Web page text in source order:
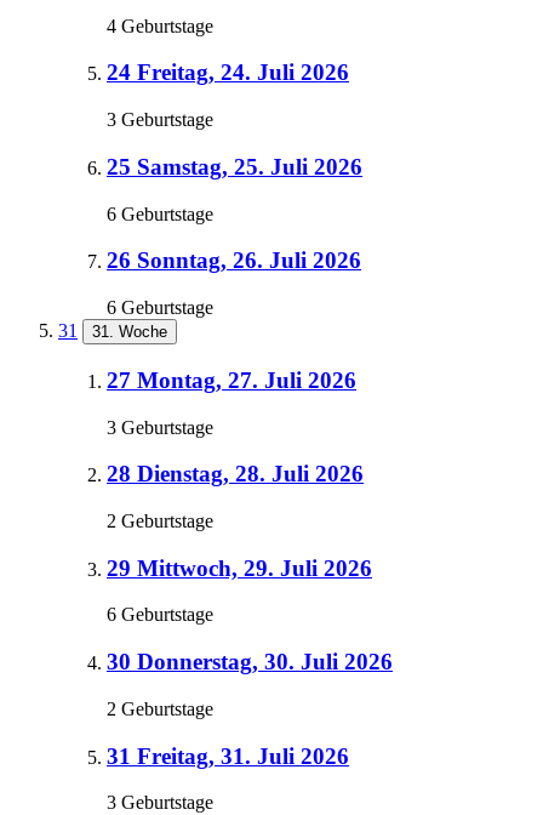
4 Geburtstage
24 Freitag, 24. Juli 2026
3 Geburtstage
25 Samstag, 25. Juli 2026
6 Geburtstage
26 Sonntag, 26. Juli 2026
6 Geburtstage
31
31. Woche
27 Montag, 27. Juli 2026
3 Geburtstage
28 Dienstag, 28. Juli 2026
2 Geburtstage
29 Mittwoch, 29. Juli 2026
6 Geburtstage
30 Donnerstag, 30. Juli 2026
2 Geburtstage
31 Freitag, 31. Juli 2026
3 Geburtstage